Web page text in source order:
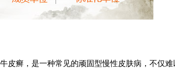
皮癣，是一种常见的顽固型慢性皮肤病，不仅难